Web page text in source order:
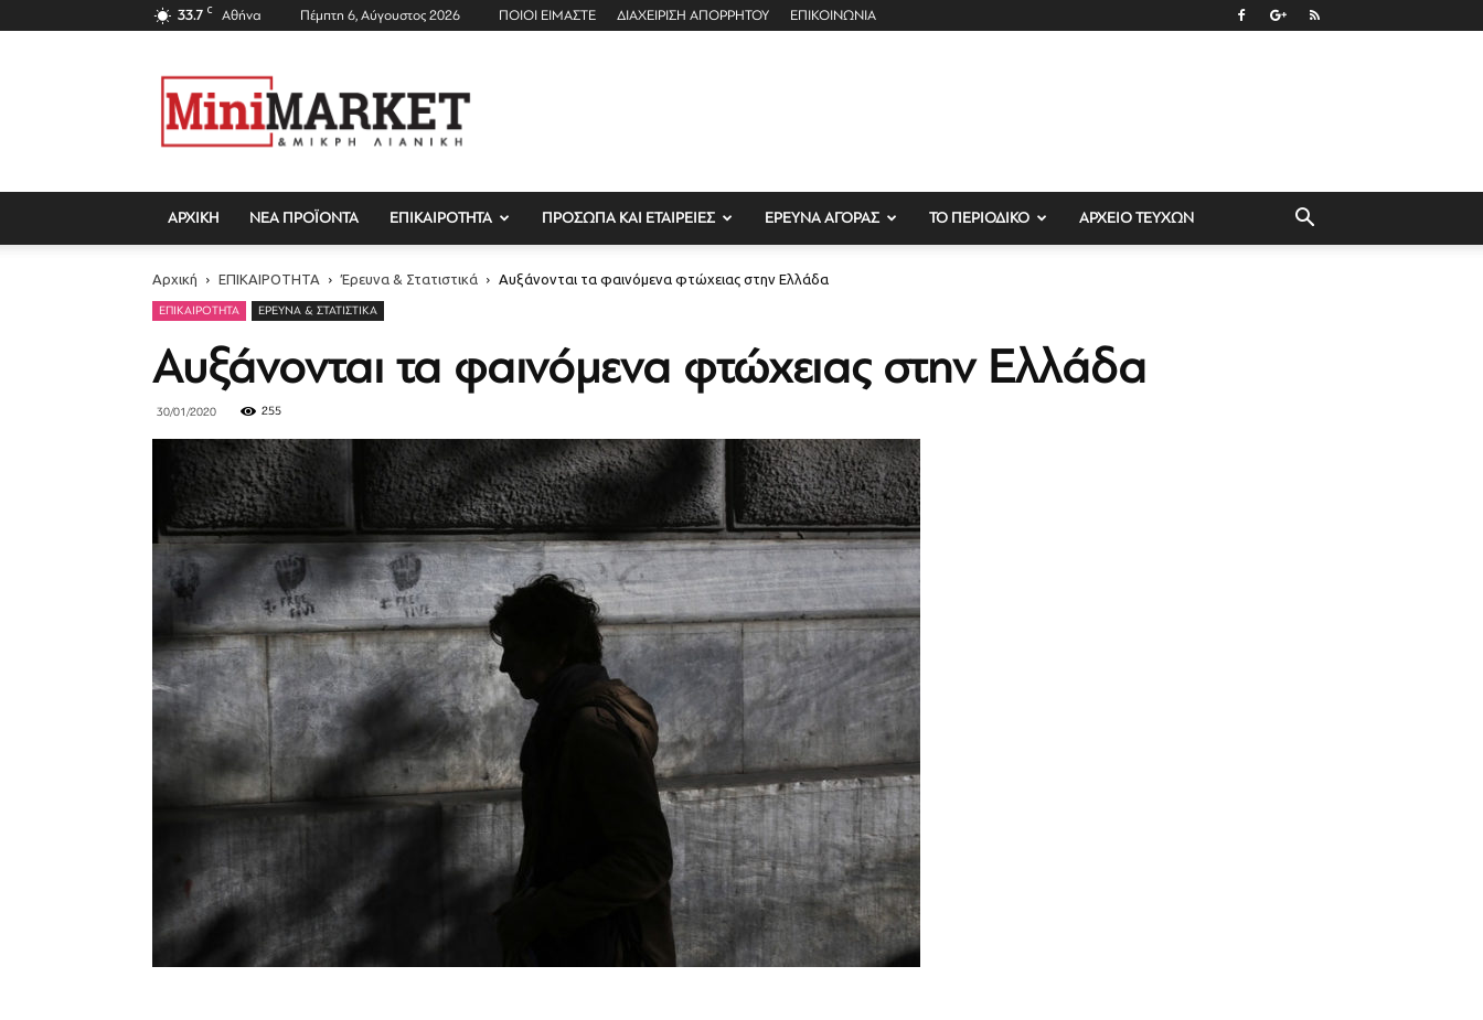
33.7 C Αθήνα Πέμπτη 6, Αύγουστος 2026 ΠΟΙΟΙ ΕΙΜΑΣΤΕ ΔΙΑΧΕΙΡΙΣΗ ΑΠΟΡΡΗΤΟΥ ΕΠΙΚΟΙΝΩΝΙΑ
Mini
Market
Magazine
ΑΡΧΙΚΗ ΝΕΑ ΠΡΟΪΟΝΤΑ ΕΠΙΚΑΙΡΟΤΗΤΑ ΠΡΟΣΩΠΑ ΚΑΙ ΕΤΑΙΡΕΙΕΣ ΕΡΕΥΝΑ ΑΓΟΡΑΣ ΤΟ ΠΕΡΙΟΔΙΚΟ ΑΡΧΕΙΟ ΤΕΥΧΩΝ
Αρχική ΕΠΙΚΑΙΡΟΤΗΤΑ Έρευνα & Στατιστικά Αυξάνονται τα φαινόμενα φτώχειας στην Ελλάδα
ΕΠΙΚΑΙΡΟΤΗΤΑ ΈΡΕΥΝΑ & ΣΤΑΤΙΣΤΙΚΆ
Αυξάνονται τα φαινόμενα φτώχειας στην Ελλάδα
30/01/2020 255